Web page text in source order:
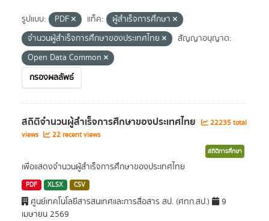
รูปแบบ: PDF แท็ค:
ผู้สำเร็จการศึกษา
จำนวนผู้สำเร็จการศึกษาของประเทศไทย
สัญญาอนุญาต:
Open Data Common
กรองผลลัพธ์
สถิติจำนวนผู้สำเร็จการศึกษาของประเทศไทย
22235 total
views
22 recent views
สถิติการศึกษา
เพื่อแสดงจำนวนผู้สำเร็จการศึกษาของประเทศไทย
PDF XLSX CSV
ศูนย์เทคโนโลยีสารสนเทศและการสื่อสาร สป. (ศทก.สป.)
9
เมษายน 2569